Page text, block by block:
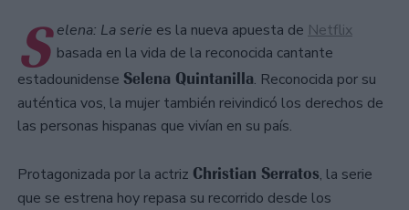
S elena: La serie es la nueva apuesta de Netflix
basada en la vida de la reconocida cantante
estadounidense Selena Quintanilla. Reconocida por su
auténtica vos, la mujer también reivindicó los derechos de
las personas hispanas que vivían en su país.
Protagonizada por la actriz Christian Serratos, la serie
que se estrena hoy repasa su recorrido desde los